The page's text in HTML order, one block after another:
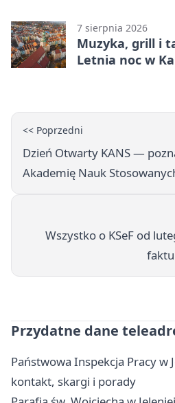
7 sierpnia 2026
Muzyka, grill i
Letnia noc w
<< Poprzedni
Dzień Otwarty KANS —
Akademię Nauk
Wszystko o KSeF od
Przydatne dane
Państwowa Inspekcja Pracy w
kontakt, skargi i porady